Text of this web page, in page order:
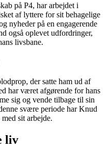
på P4, har arbejdet i
af lyttere for sit behagelige
nyheder på en engagerende
også oplevet udfordringer,
livsbane.
der satte ham ud af
har været afgørende for hans
sig og vende tilbage til sin
svære periode har Knud
sit arbejde.
liv